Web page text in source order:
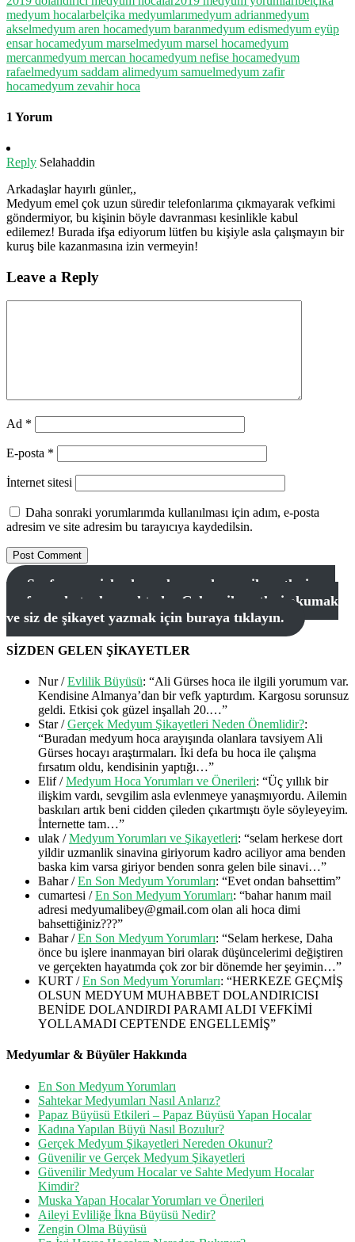
medyum hocalarbelçika medyumlarımedyum adrianmedyum
akselmedyum aren hocamedyum baranmedyum edismedyum eyüp
ensar hocamedyum marselmedyum marsel hocamedyum
mercanmedyum mercan hocamedyum nefise hocamedyum
rafaelmedyum saddam alimedyum samuelmedyum zafir
hocamedyum zevahir hoca
1 Yorum
Reply Selahaddin
Arkadaşlar hayırlı günler,,
Medyum emel çok uzun süredir telefonlarıma çıkmayarak vefkimi
göndermiyor, bu kişinin böyle davranması kesinlikle kabul
edilemez! Burada ifşa ediyorum lütfen bu kişiyle asla çalışmayın bir
kuruş bile kazanmasına izin vermeyin!
Leave a Reply
Ad *
E-posta *
İnternet sitesi
Daha sonraki yorumlarımda kullanılması için adım, e-posta
adresim ve site adresim bu tarayıcıya kaydedilsin.
Sayfamıza sizlerden gelen medyum şikayetleri ana
sayfamızda toplanmaktadır. Gelen şikayetleri okumak
ve siz de şikayet yazmak için buraya tıklayın.
SİZDEN GELEN ŞİKAYETLER
Nur/Evlilik Büyüsü: “Ali Gürses hoca ile ilgili yorumum var.
Kendisine Almanya’dan bir vefk yaptırdım. Kargosu sorunsuz
geldi. Etkisi çok güzel inşallah 20.…”
Star/Gerçek Medyum Şikayetleri Neden Önemlidir?:
“Buradan medyum hoca arayışında olanlara tavsiyem Ali
Gürses hocayı araştırmaları. İki defa bu hoca ile çalışma
fırsatım oldu, kendisinin yaptığı…”
Elif/Medyum Hoca Yorumları ve Önerileri: “Üç yıllık bir
ilişkim vardı, sevgilim asla evlenmeye yanaşmıyordu. Ailemin
baskıları artık beni cidden çileden çıkartmıştı öyle söyleyeyim.
İnternette tam…”
ulak /Medyum Yorumları ve Şikayetleri: “selam herkese dort
yildir uzmanlik sinavina giriyorum kadro aciliyor ama benden
baska kim varsa giriyor benden sonra gelen bile sinavi…”
Bahar/En Son Medyum Yorumları: “Evet ondan bahsettim”
cumartesi /En Son Medyum Yorumları: “bahar hanım mail
adresi medyumalibey@gmail.com olan ali hoca dimi
bahsettiğiniz???”
Bahar/En Son Medyum Yorumları: “Selam herkese, Daha
önce bu işlere inanmayan biri olarak düşüncelerimi değiştiren
ve gerçekten hayatımda çok zor bir dönemde her şeyimin…”
KURT /En Son Medyum Yorumları: “HERKEZE GEÇMİŞ
OLSUN MEDYUM MUHABBET DOLANDIRICISI
BENİDE DOLANDIRDI PARAMI ALDI VEFKİMİ
YOLLAMADI CEPTENDE ENGELLEMİŞ”
Medyumlar & Büyüler Hakkında
En Son Medyum Yorumları
Sahtekar Medyumları Nasıl Anlarız?
Papaz Büyüsü Etkileri – Papaz Büyüsü Yapan Hocalar
Kadına Yapılan Büyü Nasıl Bozulur?
Gerçek Medyum Şikayetleri Nereden Okunur?
Güvenilir ve Gerçek Medyum Şikayetleri
Güvenilir Medyum Hocalar ve Sahte Medyum Hocalar
Kimdir?
Muska Yapan Hocalar Yorumları ve Önerileri
Aileyi Evliliğe İkna Büyüsü Nedir?
Zengin Olma Büyüsü